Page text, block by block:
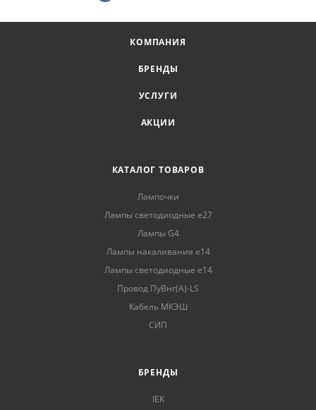
КОМПАНИЯ
БРЕНДЫ
УСЛУГИ
АКЦИИ
КАТАЛОГ ТОВАРОВ
Лампочки
Лампы светодиодные е27
Лампы G4
Лампы накаливания е14
Лампы светодиодные е14
Провод ПуВнг(А)-LS
Кабель МКЭШ
СИП
БРЕНДЫ
IEK